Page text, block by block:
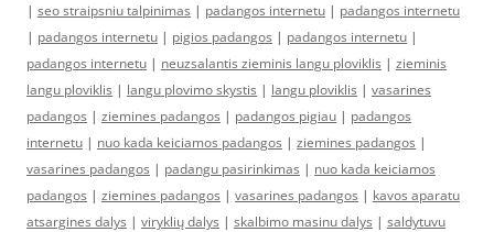
| seo straipsniu talpinimas | padangos internetu | padangos internetu
| padangos internetu | pigios padangos | padangos internetu |
padangos internetu | neuzsalantis zieminis langu ploviklis | zieminis
langu ploviklis | langu plovimo skystis | langu ploviklis | vasarines
padangos | ziemines padangos | padangos pigiau | padangos
internetu | nuo kada keiciamos padangos | ziemines padangos |
vasarines padangos | padangu pasirinkimas | nuo kada keiciamos
padangos | ziemines padangos | vasarines padangos | kavos aparatu
atsargines dalys | viryklių dalys | skalbimo masinu dalys | saldytuvu